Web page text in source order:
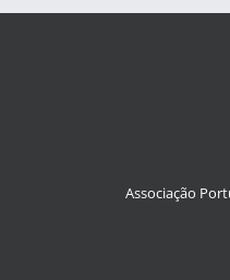
Associação